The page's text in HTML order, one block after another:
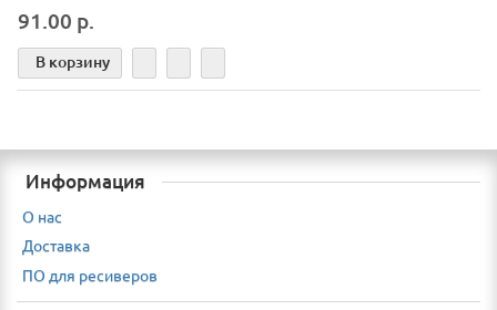
91.00 р.
В корзину
Информация
О нас
Доставка
ПО для ресиверов